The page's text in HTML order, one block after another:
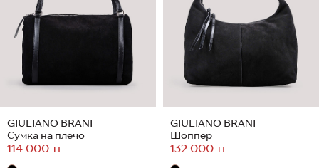
GIULIANO BRANI
Сумка на плечо
114 000 тг
GIULIANO BRANI
Шоппер
132 000 тг